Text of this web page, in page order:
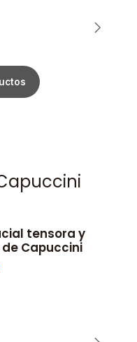
tensora y
Capuccini